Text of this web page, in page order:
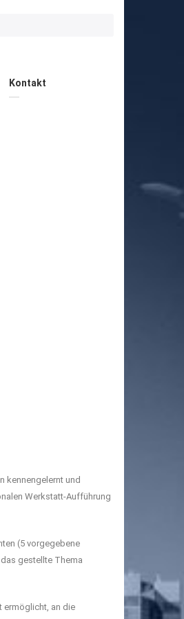
Kontakt
kennengelernt und
Werkstatt-Aufführung
(5 vorgegebene
gestellte Thema
ermöglicht, an die